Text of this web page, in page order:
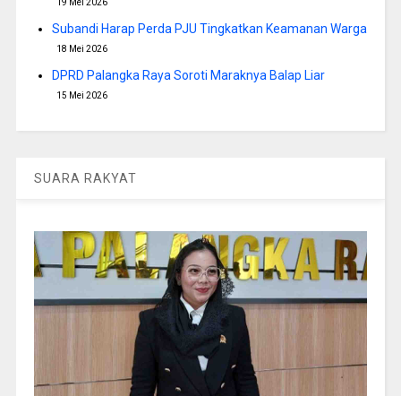
19 Mei 2026
Subandi Harap Perda PJU Tingkatkan Keamanan Warga
18 Mei 2026
DPRD Palangka Raya Soroti Maraknya Balap Liar
15 Mei 2026
SUARA RAKYAT